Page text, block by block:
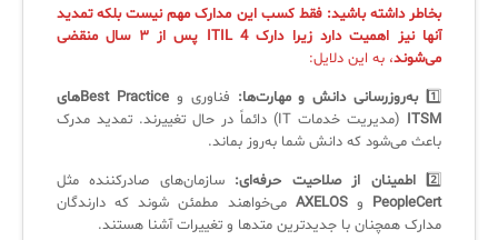
بخاطر داشته باشید: فقط کسب این مدارک مهم نیست بلکه تمدید
آنها نیز اهمیت دارد زیرا دارک ITIL 4 پس از ۳ سال منقضی
می‌شوند، به این دلایل:
1️⃣ به‌روزرسانی دانش و مهارت‌ها: فناوری و
Best Practiceهای
ITSM
(مدیریت خدمات IT) دائماً در حال تغییرند. تمدید مدرک
باعث می‌شود که دانش شما به‌روز بماند.
2️⃣ اطمینان از صلاحیت حرفه‌ای: سازمان‌های صادرکننده مثل
PeopleCert وAXELOS می‌خواهند مطمئن شوند که دارندگان
مدارک همچنان با جدیدترین متدها و تغییرات آشنا هستند.